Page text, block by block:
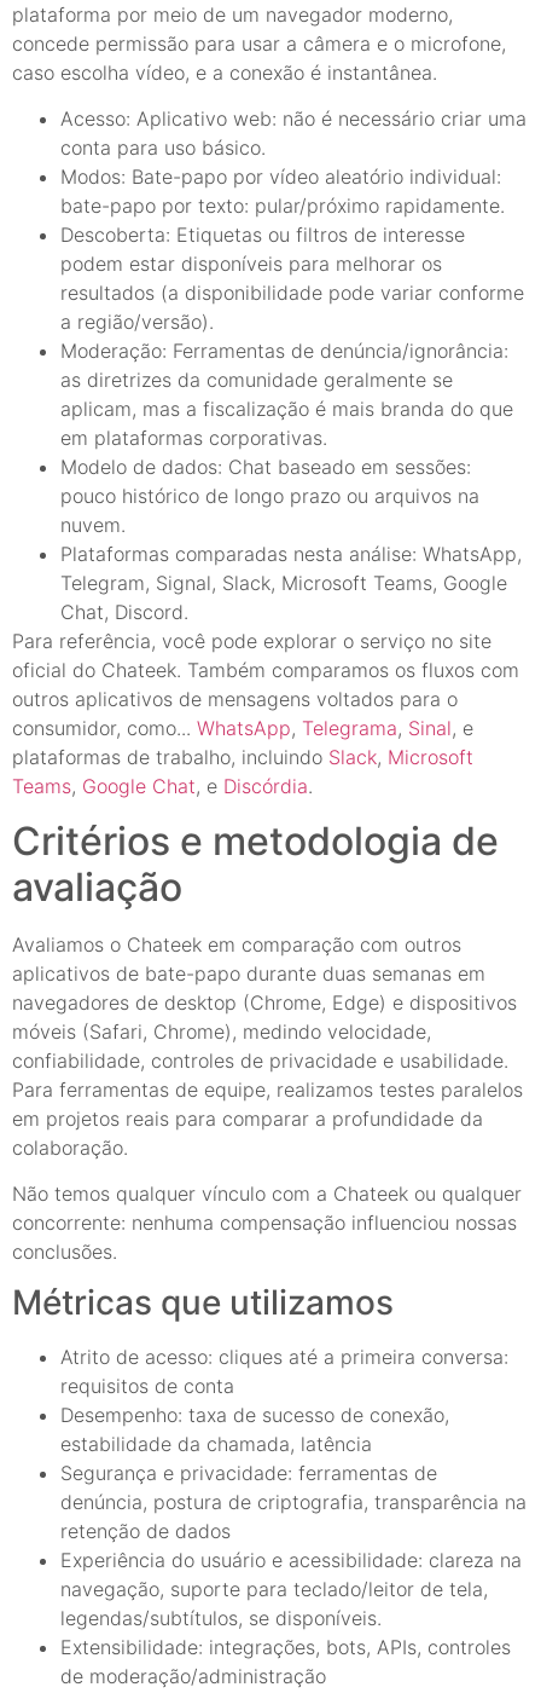
plataforma por meio de um navegador moderno,
concede permissão para usar a câmera e o microfone,
caso escolha vídeo, e a conexão é instantânea.
Acesso: Aplicativo web: não é necessário criar uma
conta para uso básico.
Modos: Bate-papo por vídeo aleatório individual:
bate-papo por texto: pular/próximo rapidamente.
Descoberta: Etiquetas ou filtros de interesse
podem estar disponíveis para melhorar os
resultados (a disponibilidade pode variar conforme
a região/versão).
Moderação: Ferramentas de denúncia/ignorância:
as diretrizes da comunidade geralmente se
aplicam, mas a fiscalização é mais branda do que
em plataformas corporativas.
Modelo de dados: Chat baseado em sessões:
pouco histórico de longo prazo ou arquivos na
nuvem.
Plataformas comparadas nesta análise: WhatsApp,
Telegram, Signal, Slack, Microsoft Teams, Google
Chat, Discord.
Para referência, você pode explorar o serviço no site
oficial do Chateek. Também comparamos os fluxos com
outros aplicativos de mensagens voltados para o
consumidor, como... WhatsApp, Telegrama, Sinal, e
plataformas de trabalho, incluindo Slack, Microsoft
Teams, Google Chat, e Discórdia.
Critérios e metodologia de
avaliação
Avaliamos o Chateek em comparação com outros
aplicativos de bate-papo durante duas semanas em
navegadores de desktop (Chrome, Edge) e dispositivos
móveis (Safari, Chrome), medindo velocidade,
confiabilidade, controles de privacidade e usabilidade.
Para ferramentas de equipe, realizamos testes paralelos
em projetos reais para comparar a profundidade da
colaboração.
Não temos qualquer vínculo com a Chateek ou qualquer
concorrente: nenhuma compensação influenciou nossas
conclusões.
Métricas que utilizamos
Atrito de acesso: cliques até a primeira conversa:
requisitos de conta
Desempenho: taxa de sucesso de conexão,
estabilidade da chamada, latência
Segurança e privacidade: ferramentas de
denúncia, postura de criptografia, transparência na
retenção de dados
Experiência do usuário e acessibilidade: clareza na
navegação, suporte para teclado/leitor de tela,
legendas/subtítulos, se disponíveis.
Extensibilidade: integrações, bots, APIs, controles
de moderação/administração